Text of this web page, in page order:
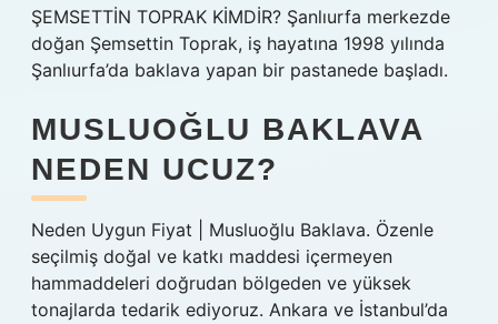
ŞEMSETTİN TOPRAK KİMDİR? Şanlıurfa merkezde
doğan Şemsettin Toprak, iş hayatına 1998 yılında
Şanlıurfa’da baklava yapan bir pastanede başladı.
MUSLUOĞLU BAKLAVA
NEDEN UCUZ?
Neden Uygun Fiyat | Musluoğlu Baklava. Özenle
seçilmiş doğal ve katkı maddesi içermeyen
hammaddeleri doğrudan bölgeden ve yüksek
tonajlarda tedarik ediyoruz. Ankara ve İstanbul’da